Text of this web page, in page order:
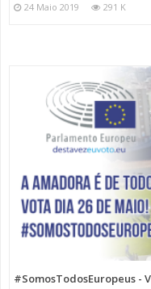
24 Maio 2019 291 K
#SomosTodosEuropeus -